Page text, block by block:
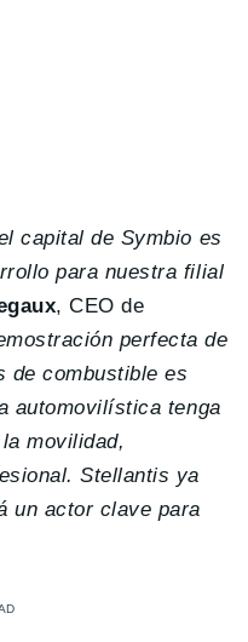
capital de Symbio es
para nuestra filial
, CEO de
perfecta de
de combustible es
automovilística tenga
movilidad,
Stellantis ya
un actor clave para